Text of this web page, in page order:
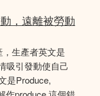
，遠離被勞動
生產者英文是
吸引發動使自己
是Produce,